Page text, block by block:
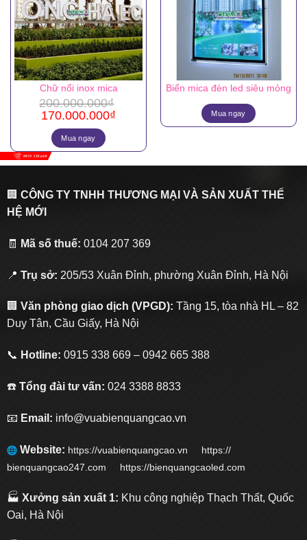
Chữ nổi inox mica
200.000.000₫
Giá
gốc
là:
200.000.000₫.
170.000.000₫
là:
170.000.000₫.
Mua ngay
Biển mica đèn led siêu mỏng
Mua ngay
🏢 CÔNG TY TNHH THƯƠNG MẠI VÀ SẢN XUẤT THẾ
HỆ MỚI
🧾 Mã số thuế: 0104 207 369
📍 Trụ sở: 205/53 Xuân Đỉnh, phường Xuân Đỉnh, Hà Nội
🏢 Văn phòng giao dịch (VPGD): Tầng 15, tòa nhà HL – 82
Duy Tân, Cầu Giấy, Hà Nội
📞 Hotline: 0915 338 669 – 0942 665 388
☎️ Tổng đài tư vấn: 024 3388 8833
📧 Email: info@vuabienquangcao.vn
Website: https://vuabienquangcao.vn https://
bienquangcao247.com https://bienquangcaoled.com
🏭 Xưởng sản xuất 1: Khu công nghiệp Thạch Thất, Quốc
Oai, Hà Nội